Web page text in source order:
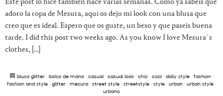
Este post lo hice también hace varias semanas. Como ya sabeis que
adoro la ropa de Mesura, aquí os dejo mi look con una blusa que
creo que es ideal. Espero que os guste, un beso y que paseis buena
tarde. I did this post two weeks ago. As you know I love Mesura´s
clothes, […]
blusa glitter · bolso de mano · casual · casual look · chic · cool · daily style · fashion ·
fashion and style · glitter · mesura · street style · streetstyle · style · urban · urban style ·
urbano